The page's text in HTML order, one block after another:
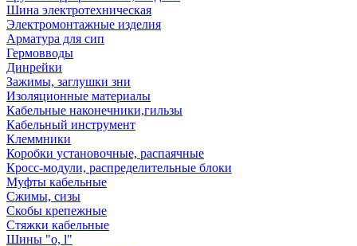
Шина электротехническая
Электромонтажные изделия
Арматура для сип
Гермовводы
Динрейки
Зажимы, заглушки зни
Изоляционные материалы
Кабельные наконечники,гильзы
Кабельный инструмент
Клеммники
Коробки установочные, распаячные
Кросс-модули, распределительные блоки
Муфты кабельные
Сжимы, сизы
Скобы крепежные
Стяжки кабельные
Шины "o, l"